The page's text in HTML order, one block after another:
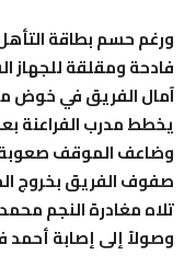
ورغم حسم بطاقة
فادحة ومقلقة للجهاز
آمال الفريق في خوض
يخطط مدرب الفراعنة
وضاعف الموقف صعوبة
صفوف الفريق بخروج
تلاه مغادرة النجم
وصولاً إلى إصابة أحمد